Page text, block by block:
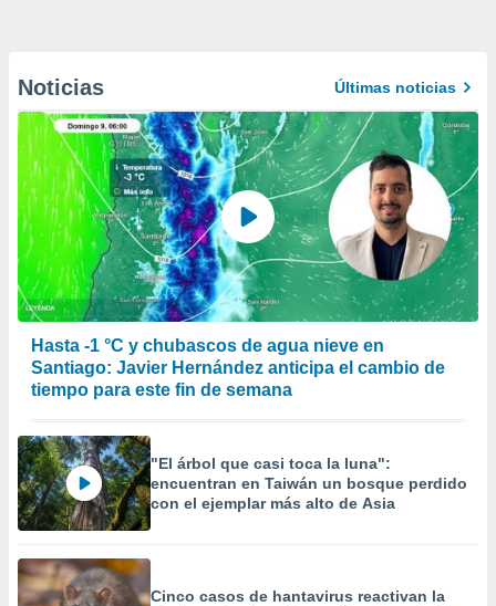
Noticias Últimas noticias
Hasta -1 °C y chubascos de agua nieve en
Santiago: Javier Hernández anticipa el cambio de
tiempo para este fin de semana
"El árbol que casi toca la luna":
encuentran en Taiwán un bosque perdido
con el ejemplar más alto de Asia
Cinco casos de hantavirus reactivan la